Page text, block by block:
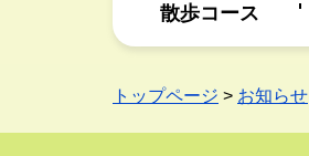
散歩コース
トップページ > お知らせ